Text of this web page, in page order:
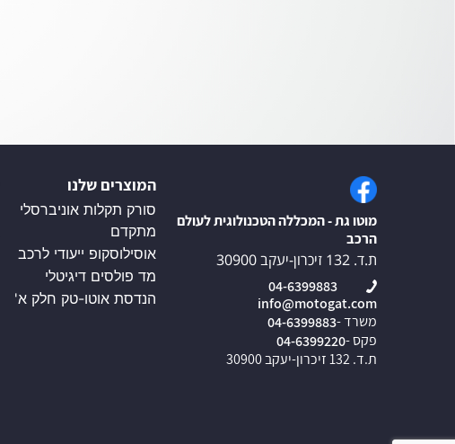
מוטו גת - המכללה הטכנולוגית לעולם
הרכב
ת.ד. 132 זיכרון-יעקב 30900
04-6399883
info@motogat.com
משרד -04-6399883
פקס -04-6399220
ת.ד. 132 זיכרון-יעקב 30900
המוצרים שלנו
סורק תקלות אוניברסלי
מתקדם
אוסילוסקופ ייעודי לרכב
מד פולסים דיגיטלי
הנדסת אוטו-טק חלק א'